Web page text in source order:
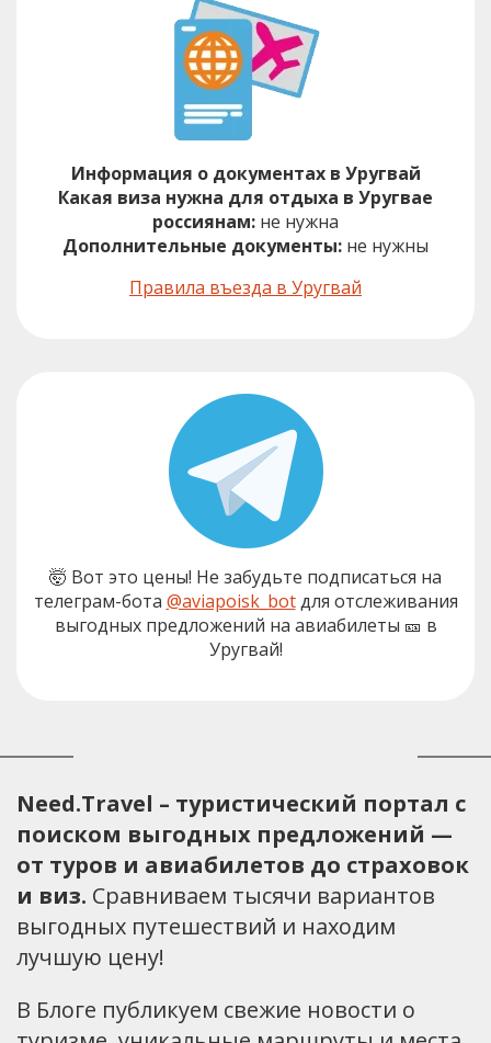
Информация о документах в Уругвай
Какая виза нужна для отдыха в Уругвае
россиянам: не нужна
Дополнительные документы: не нужны
Правила въезда в Уругвай
🤯 Вот это цены! Не забудьте подписаться на
телеграм-бота @aviapoisk_botдля отслеживания
выгодных предложений на авиабилеты 🎫 в
Уругвай!
Need.Travel – туристический портал с
поиском выгодных предложений —
от туров и авиабилетов до страховок
и виз. Сравниваем тысячи вариантов
выгодных путешествий и находим
лучшую цену!
В Блоге публикуем свежие новости о